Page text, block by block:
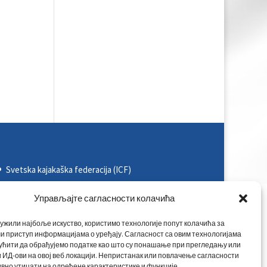
Управљајте сагласности колачића
најбоље искуство, користимо технологије попут колачића за
приступ информацијама о уређају. Сагласност са овим технологијама
да обрађујемо податке као што су понашање при прегледању или
ИД-ови на овој веб локацији. Непристанак или повлачење сагласности
Svetska kajakaška federacija (ICF)
Rezultati na međunarodnim takmičenjima
Kontakt